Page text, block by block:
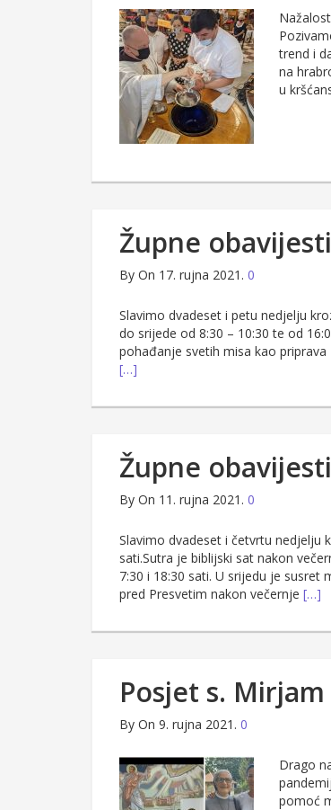
trend i
na
u
Župne
By On 17. rujna 2021. 0
Slavimo dvadeset i petu nedjelju
do srijede od 8:30 – 10:30 te od
pohađanje svetih misa kao priprava
[…]
Župne
By On 11. rujna 2021. 0
Slavimo dvadeset i četvrtu nedjelju
sati.Sutra je biblijski sat nakon
7:30 i 18:30 sati. U srijedu je susret
pred Presvetim nakon večernje […]
Posjet s.
By On 9. rujna 2021. 0
Drago
pomoć